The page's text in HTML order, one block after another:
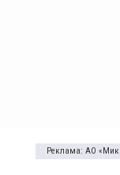
Реклама: АО